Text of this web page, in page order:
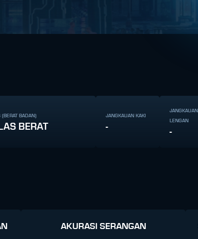
(BERAT BADAN)
BERAT
JANGKAUAN KAKI
-
JANGKAUAN
LENGAN
-
AKURASI SERANGAN